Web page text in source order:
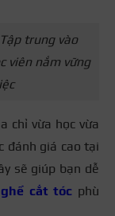
trung vào
viên nắm vững
chỉ vừa học vừa
đánh giá cao tại
sẽ giúp bạn dễ
cắt tóc phù